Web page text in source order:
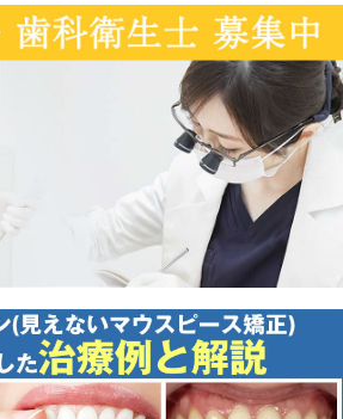
タッフブログ 小児歯科 歯科コラム 歯科矯正 虫
歯・歯周病ケア
✽.｡.:*・ﾟ ✽.｡.:*・ﾟ ✽.｡.:*・ﾟ ✽.｡.:*・ﾟ
✽.｡.:*・ﾟ こんにちは、浦和もちまる
歯科・矯正歯科クリニックです✿ マウス
ピース矯正は、目立たず快適に歯並びを
続きを読む
投稿日：2025年6月20日